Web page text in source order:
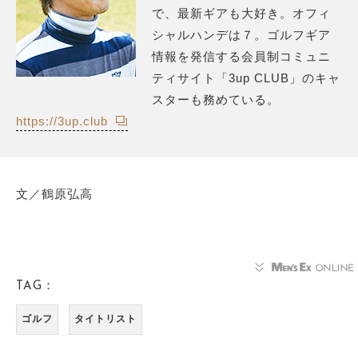
で、最新ギアも大好き。オフィ
シャルハンデは７。ゴルフギア
情報を発信する会員制コミュニ
ティサイト「3up CLUB」のキャ
スターも務めている。
https://3up.club
文／鶴原弘高
TAG：
ゴルフ タイトリスト